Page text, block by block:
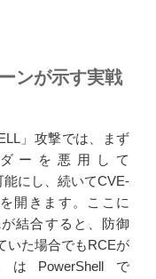
ンが示す実戦
」攻撃では、まず
ダーを悪用して
能にし、続いてCVE-
開きます。ここに
が結合すると、防御
いた場合でもRCEが
で